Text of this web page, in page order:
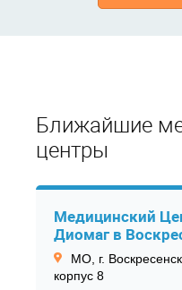
Ближайшие
центры
Медицинский
Диомаг в
МО, г.
корпус 8